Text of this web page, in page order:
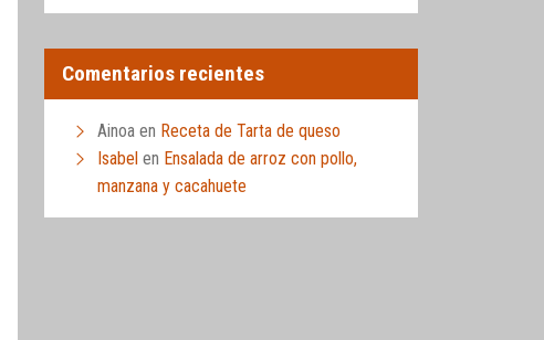
Comentarios recientes
Ainoa en Receta de Tarta de queso
Isabel en Ensalada de arroz con pollo,
manzana y cacahuete